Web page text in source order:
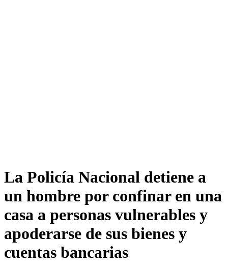
La Policía Nacional detiene a
un hombre por confinar en una
casa a personas vulnerables y
apoderarse de sus bienes y
cuentas bancarias